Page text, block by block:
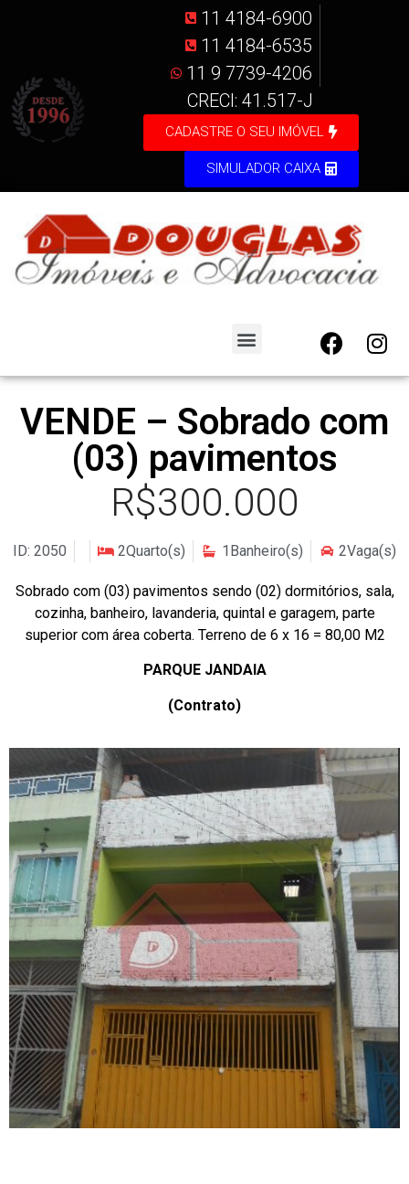
11 4184-6900
11 4184-6535
11 9 7739-4206
CRECI: 41.517-J
CADASTRE O SEU IMÓVEL
SIMULADOR CAIXA
VENDE – Sobrado com
(03) pavimentos
R$300.000
ID: 2050 2Quarto(s) 1Banheiro(s) 2Vaga(s)
Sobrado com (03) pavimentos sendo (02) dormitórios, sala,
cozinha, banheiro, lavanderia, quintal e garagem, parte
superior com área coberta. Terreno de 6 x 16 = 80,00 M2
PARQUE JANDAIA
(Contrato)